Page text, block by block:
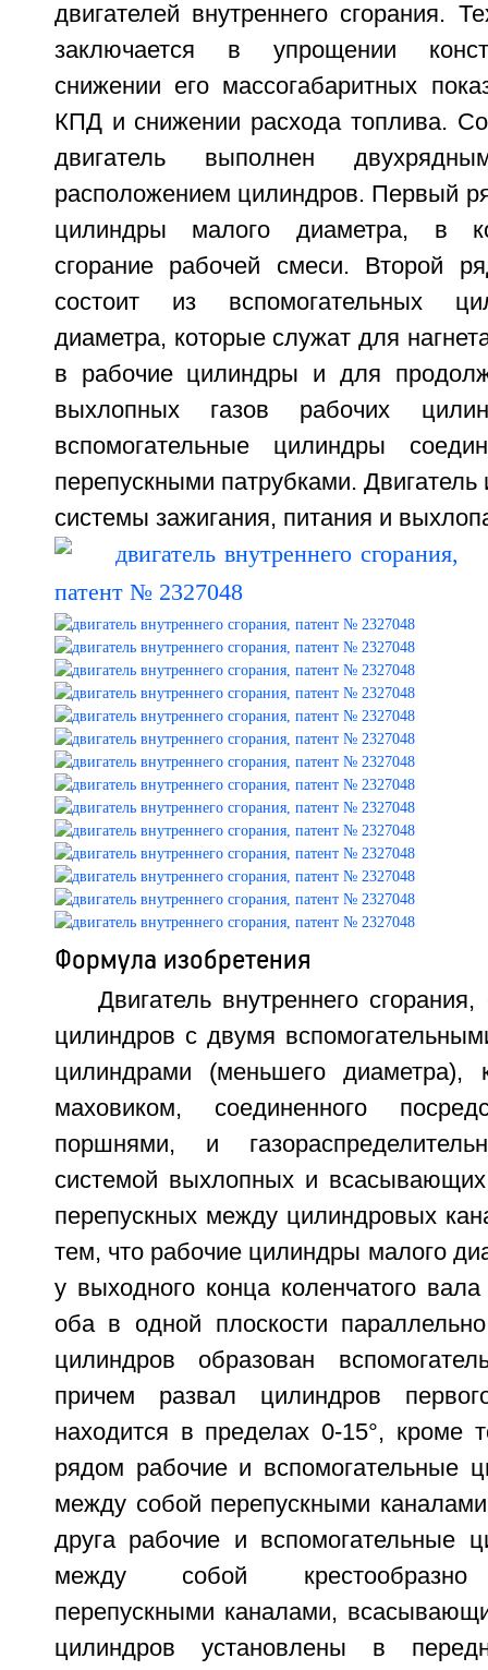
двигателей внутреннего сгорания.
заключается в упрощении
снижении его массогабаритных
КПД и снижении расхода топлива.
двигатель выполнен
расположением цилиндров. Первый
цилиндры малого диаметра, в
сгорание рабочей смеси. Второй
состоит из вспомогательных
диаметра, которые служат для
в рабочие цилиндры и для
выхлопных газов рабочих
вспомогательные цилиндры
перепускными патрубками.
системы зажигания, питания и
Формула изобретения
Двигатель внутреннего
цилиндров с двумя
цилиндрами (меньшего диаметра),
маховиком, соединенного
поршнями, и
системой выхлопных и
перепускных между цилиндровых
тем, что рабочие цилиндры малого
у выходного конца коленчатого
оба в одной плоскости
цилиндров образован
причем развал цилиндров
находится в пределах 0-15°, кроме
рядом рабочие и вспомогательные
между собой перепускными
друга рабочие и вспомогательные
между собой крестообразно
перепускными каналами,
цилиндров установлены в